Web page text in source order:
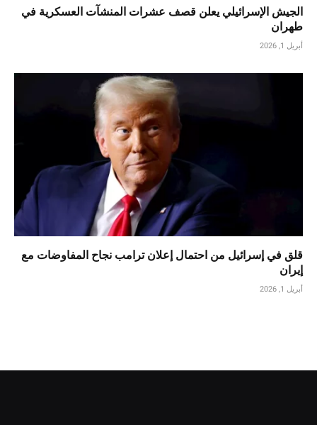
الجيش الإسرائيلي يعلن قصف عشرات المنشآت العسكرية في
طهران
أبريل 1, 2026
قلق في إسرائيل من احتمال إعلان ترامب نجاح المفاوضات مع
إيران
أبريل 1, 2026